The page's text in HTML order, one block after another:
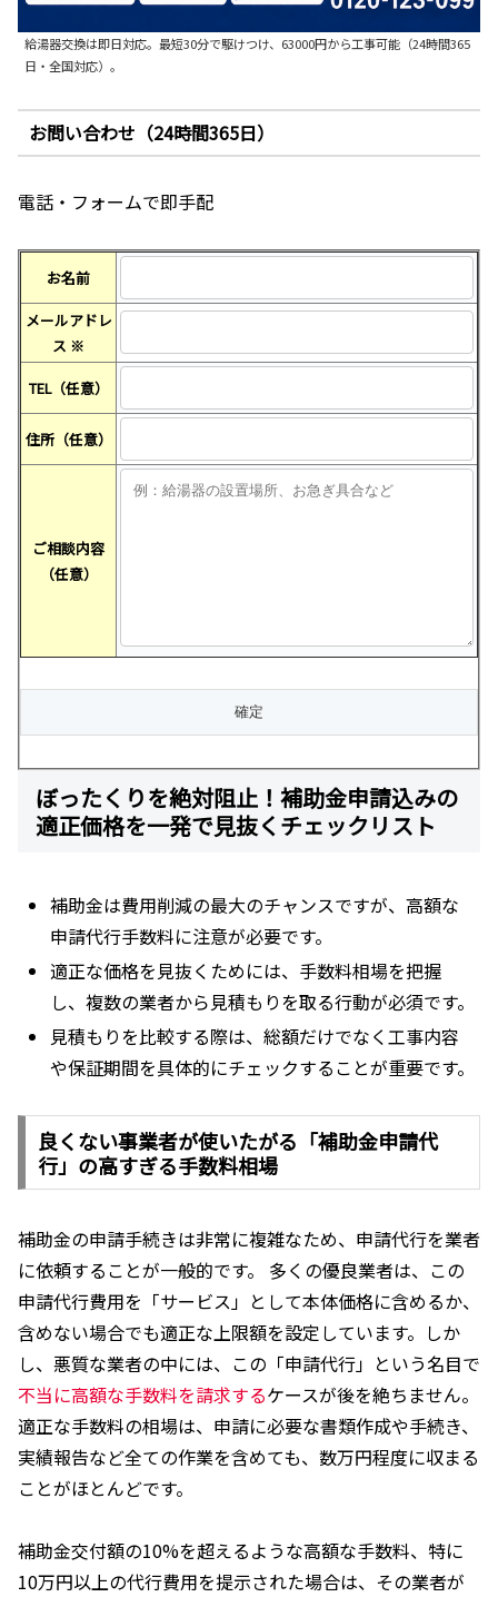
給湯器交換は即日対応。最短30分で駆けつけ、63000円から工事可能（24時間365
日・全国対応）。
お問い合わせ（24時間365日）
電話・フォームで即手配
お名前
メールアドレ
ス ※
TEL（任意）
住所（任意）
ご相談内容
（任意）
ぼったくりを絶対阻止！補助金申請込みの
適正価格を一発で見抜くチェックリスト
補助金は費用削減の最大のチャンスですが、高額な
申請代行手数料に注意が必要です。
適正な価格を見抜くためには、手数料相場を把握
し、複数の業者から見積もりを取る行動が必須です。
見積もりを比較する際は、総額だけでなく工事内容
や保証期間を具体的にチェックすることが重要です。
良くない事業者が使いたがる「補助金申請代
行」の高すぎる手数料相場
補助金の申請手続きは非常に複雑なため、申請代行を業者
に依頼することが一般的です。 多くの優良業者は、この
申請代行費用を「サービス」として本体価格に含めるか、
含めない場合でも適正な上限額を設定しています。しか
し、悪質な業者の中には、この「申請代行」という名目で
不当に高額な手数料を請求するケースが後を絶ちません。
適正な手数料の相場は、申請に必要な書類作成や手続き、
実績報告など全ての作業を含めても、数万円程度に収まる
ことがほとんどです。
補助金交付額の10%を超えるような高額な手数料、特に
10万円以上の代行費用を提示された場合は、その業者が